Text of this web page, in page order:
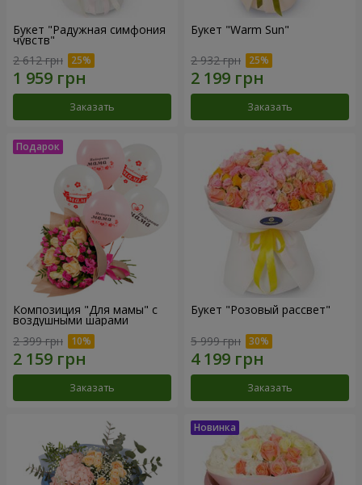
Букет "Радужная симфония
чувств"
2 612 грн
Заказать
Букет "Warm Sun"
2 932 грн
Заказать
Композиция "Для мамы" с
воздушными шарами
2 399 грн
Заказать
Букет "Розовый рассвет"
5 999 грн
Заказать